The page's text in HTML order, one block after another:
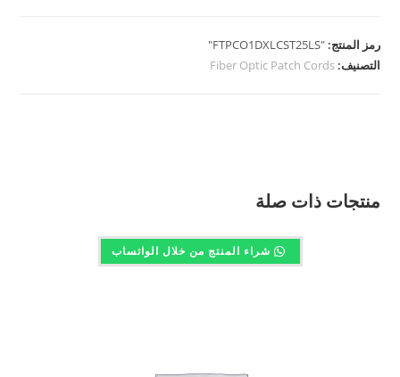
رمز المنتج:"FTPCO1DXLCST25LS"
التصنيف:Fiber Optic Patch Cords
منتجات ذات صلة
شراء المنتج من خلال الواتساب